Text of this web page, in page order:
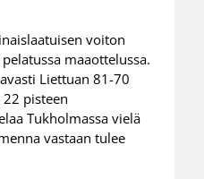
voiton
maaottelussa.
Liettuan 81-70
22 pisteen
Tukholmassa vielä
vastaan tulee